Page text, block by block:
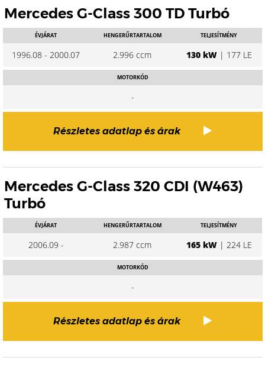
Mercedes G-Class 300 TD Turbó
ÉVJÁRAT
1996.08 - 2000.07
HENGERŰRTARTALOM
2.996 ccm
TELJESÍTMÉNY
130 kW| 177 LE
MOTORKÓD
-
Részletes adatlap és árak
Mercedes G-Class 320 CDI (W463)
Turbó
ÉVJÁRAT
2006.09 -
HENGERŰRTARTALOM
2.987 ccm
TELJESÍTMÉNY
165 kW| 224 LE
MOTORKÓD
-
Részletes adatlap és árak